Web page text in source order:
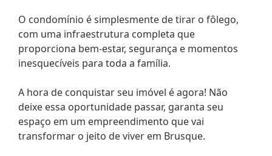
O condomínio é simplesmente de tirar o fôlego,
com uma infraestrutura completa que
proporciona bem-estar, segurança e momentos
inesquecíveis para toda a família.
A hora de conquistar seu imóvel é agora! Não
deixe essa oportunidade passar, garanta seu
espaço em um empreendimento que vai
transformar o jeito de viver em Brusque.